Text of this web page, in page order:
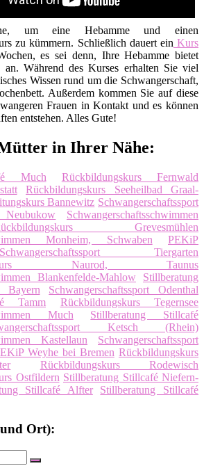
um eine Hebamme und einen
zu kümmern. Schließlich dauert ein Kurs
es sei denn, Ihre Hebamme bietet
an. Während des Kurses erhalten Sie viel
Wissen rund um die Schwangerschaft,
Außerdem kommen Sie auf diese
Frauen in Kontakt und es können
entstehen. Alles Gute!
in Ihrer Nähe:
Much
Rückbildungskurs Fernwald
Rückbildungskurs Seeheilbad Graal-
Bannewitz Schwangerschaftssport
Schwangerschaftsschwimmen
Grevesmühlen
Monheim, Schwaben
PEKiP
Schwangerschaftssport Tiergarten
Naurod, Taunus
Blankenfelde-Mahlow
Stillberatung
Bayern
Schwangerschaftssport Odenthal
Tamm
Rückbildungskurs Tegernsee
Much
Stillberatung Stillcafé
Ketsch (Rhein)
Kastellaun
Schwangerschaftssport
Weyhe bei Bremen Rückbildungskurs
Rückbildungskurs Rodewisch
Ostfildern Stillberatung Stillcafé Niefern-
Stillcafé Alfter
Stillberatung Stillcafé
Ort):
Suchen